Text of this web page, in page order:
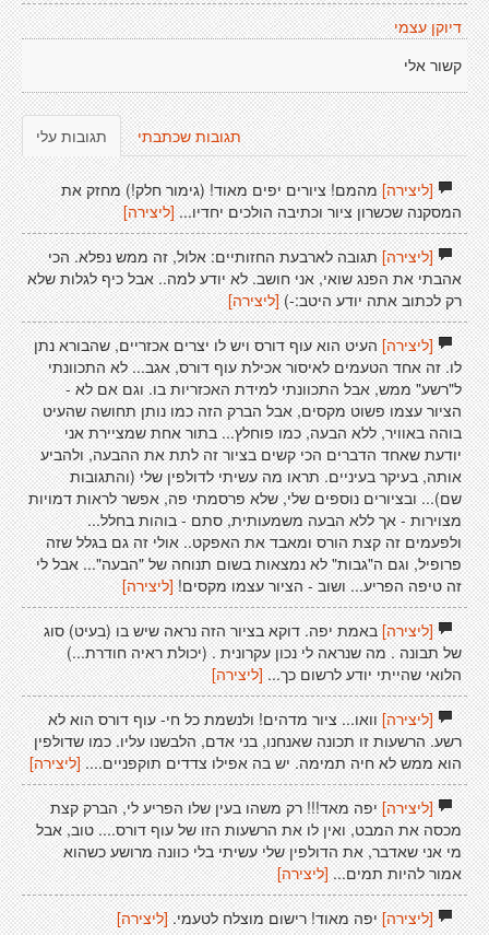
דיוקן עצמי
קשור אלי
תגובות עלי תגובות שכתבתי
[ליצירה]מהמם! ציורים יפים מאוד! (גימור חלק!) מחזק את
המסקנה שכשרון ציור וכתיבה הולכים יחדיו... [ליצירה]
[ליצירה]תגובה לארבעת החזותיים: אלול, זה ממש נפלא. הכי
אהבתי את הפנג שואי, אני חושב. לא יודע למה.. אבל כיף לגלות שלא
רק לכתוב אתה יודע היטב:-) [ליצירה]
[ליצירה]העיט הוא עוף דורס ויש לו יצרים אכזריים, שהבורא נתן
לו. זה אחד הטעמים לאיסור אכילת עוף דורס, אגב... לא התכוונתי
ל"רשע" ממש, אבל התכוונתי למידת האכזריות בו. וגם אם לא -
הציור עצמו פשוט מקסים, אבל הברק הזה כמו נותן תחושה שהעיט
בוהה באוויר, ללא הבעה, כמו פוחלץ... בתור אחת שמציירת אני
יודעת שאחד הדברים הכי קשים בציור זה לתת את ההבעה, ולהביע
אותה, בעיקר בעיניים. תראו מה עשיתי לדולפין שלי (והתגובות
שם)... ובציורים נוספים שלי, שלא פרסמתי פה, אפשר לראות דמויות
מצוירות - אך ללא הבעה משמעותית, סתם - בוהות בחלל...
ולפעמים זה קצת הורס ומאבד את האפקט.. אולי זה גם בגלל שזה
פרופיל, וגם ה"גבות" לא נמצאות בשום תנוחה של "הבעה"... אבל לי
זה טיפה הפריע... ושוב - הציור עצמו מקסים! [ליצירה]
[ליצירה]באמת יפה. דוקא בציור הזה נראה שיש בו (בעיט) סוג
של תבונה . מה שנראה לי נכון עקרונית . (יכולת ראיה חודרת...)
הלואי שהייתי יודע לרשום כך... [ליצירה]
[ליצירה]וואו... ציור מדהים! ולנשמת כל חי- עוף דורס הוא לא
רשע. הרשעות זו תכונה שאנחנו, בני אדם, הלבשנו עליו. כמו שדולפין
הוא ממש לא חיה תמימה. יש בה אפילו צדדים תוקפניים.... [ליצירה]
[ליצירה]יפה מאד!!! רק משהו בעין שלו הפריע לי, הברק קצת
מכסה את המבט, ואין לו את הרשעות הזו של עוף דורס.... טוב, אבל
מי אני שאדבר, את הדולפין שלי עשיתי בלי כוונה מרושע כשהוא
אמור להיות תמים... [ליצירה]
[ליצירה]יפה מאוד! רישום מוצלח לטעמי. [ליצירה]